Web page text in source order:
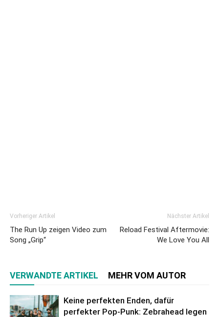
Vorheriger Artikel
The Run Up zeigen Video zum
Song „Grip“
Nächster Artikel
Reload Festival Aftermovie:
We Love You All
VERWANDTE ARTIKEL MEHR VOM AUTOR
Keine perfekten Enden, dafür
perfekter Pop-Punk: Zebrahead legen